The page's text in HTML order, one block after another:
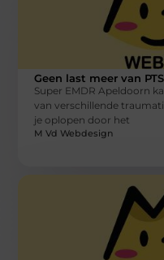
Geen last meer van
Super EMDR Apeldoorn
van verschillende
je oplopen door het
M Vd Webdesign